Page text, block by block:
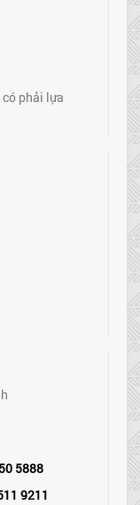
phải lựa
5888
9211